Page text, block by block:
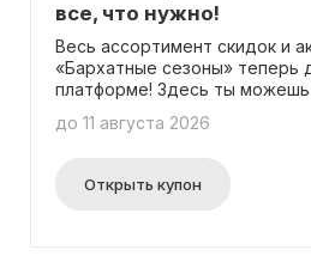
все, что нужно!
Весь ассортимент скидок и
«Бархатные сезоны» теперь
платформе! Здесь ты
обновлений. Это отличное
Уточнять промокоды больше
акции доступны прямо здесь
до 11 августа 2026
Открыть купон